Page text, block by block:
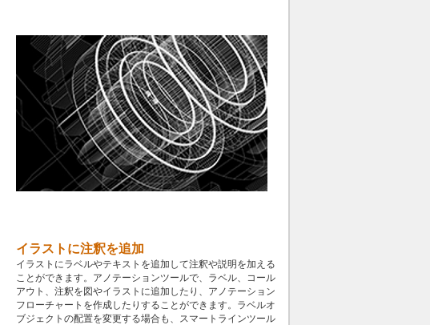
イラストに注釈を追加
イラストにラベルやテキストを追加して注釈や説明を加える
ことができます。アノテーションツールで、ラベル、コール
アウト、注釈を図やイラストに追加したり、アノテーション
フローチャートを作成したりすることができます。ラベルオ
ブジェクトの配置を変更する場合も、スマートラインツール